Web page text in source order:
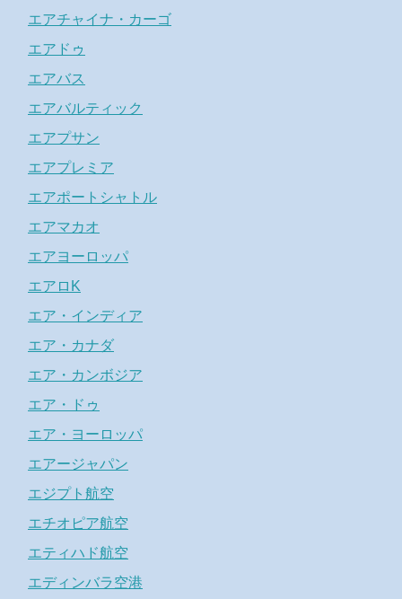
エアチャイナ・カーゴ
エアドゥ
エアバス
エアバルティック
エアプサン
エアプレミア
エアポートシャトル
エアマカオ
エアヨーロッパ
エアロK
エア・インディア
エア・カナダ
エア・カンボジア
エア・ドゥ
エア・ヨーロッパ
エアージャパン
エジプト航空
エチオピア航空
エティハド航空
エディンバラ空港